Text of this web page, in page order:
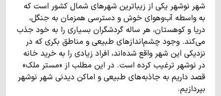
شهر نوشهر یکی از زیباترین شهرهای شمال کشور است که
به واسطه آب‌وهوای خوش و دسترسی همزمان به جنگل،
دریا و کوهستان، هر ساله گردشگران بسیاری را به خود جذب
می‌کند. وجود چشم‌اندازهای طبیعی و مناطق بکری که در
نزدیکی این شهر واقع شده‌اند، افراد زیادی را به خرید خانه
در نوشهر ترغیب کرده است. در این مطلب از «مستر ملک»
قصد داریم به جاذبه‌های طبیعی و اماکن دیدنی شهر نوشهر
بپردازیم.